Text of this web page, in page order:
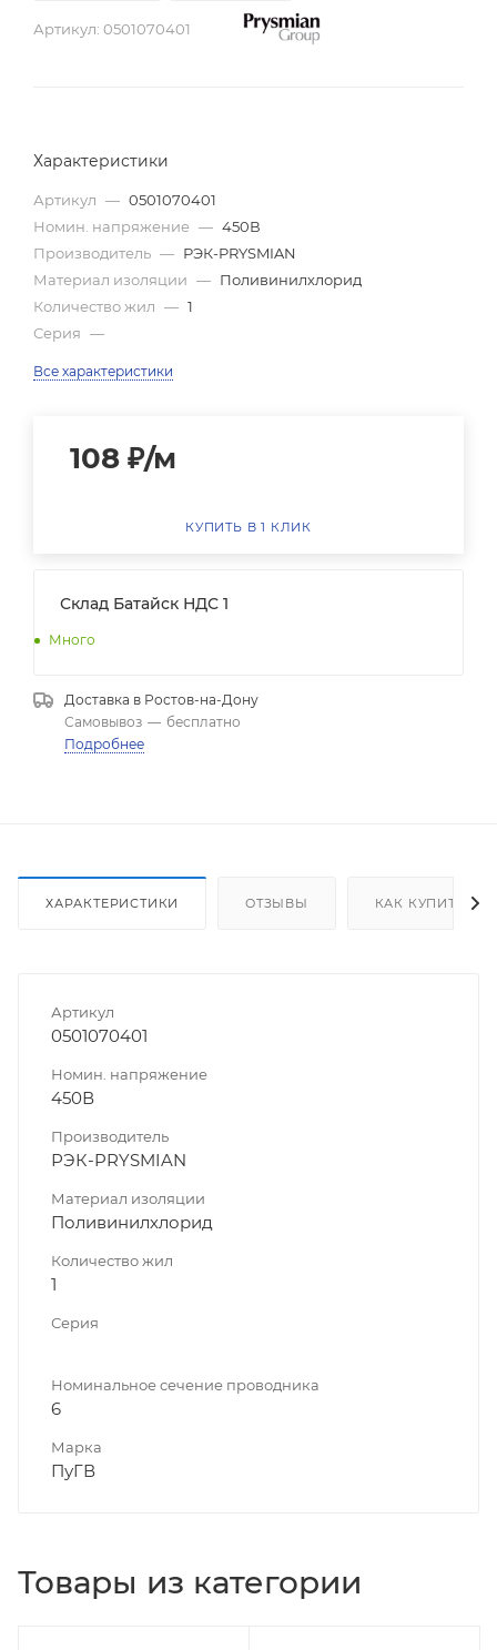
Артикул: 0501070401
Характеристики
Артикул — 0501070401
Номин. напряжение — 450В
Производитель — РЭК-PRYSMIAN
Материал изоляции — Поливинилхлорид
Количество жил — 1
Серия —
Все характеристики
108 ₽/м
КУПИТЬ В 1 КЛИК
Склад Батайск НДС 1
Много
Доставка в Ростов-на-Дону
Самовывоз — бесплатно
Подробнее
ХАРАКТЕРИСТИКИ ОТЗЫВЫ КАК КУПИТЬ
Артикул
0501070401
Номин. напряжение
450В
Производитель
РЭК-PRYSMIAN
Материал изоляции
Поливинилхлорид
Количество жил
1
Серия
Номинальное сечение проводника
6
Марка
ПуГВ
Товары из категории